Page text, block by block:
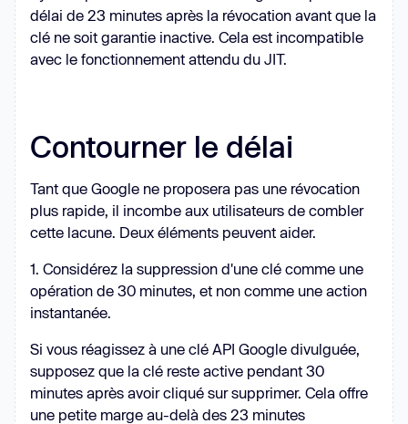
délai de 23 minutes après la révocation avant que la
clé ne soit garantie inactive. Cela est incompatible
avec le fonctionnement attendu du JIT.
Contourner le délai
Tant que Google ne proposera pas une révocation
plus rapide, il incombe aux utilisateurs de combler
cette lacune. Deux éléments peuvent aider.
1. Considérez la suppression d'une clé comme une
opération de 30 minutes, et non comme une action
instantanée.
Si vous réagissez à une clé API Google divulguée,
supposez que la clé reste active pendant 30
minutes après avoir cliqué sur supprimer. Cela offre
une petite marge au-delà des 23 minutes